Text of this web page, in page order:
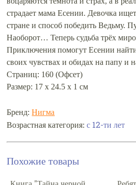
страдает мама Есении. Девочка
стране и способ победить Ведьму.
Наоборот… Теперь судьба трёх
Приключения помогут Есении найти
своих чувствах и обидах на папу и
Страниц: 160 (Офсет)
Размер: 17 х 24.5 х 1 см
Бренд:Нигма
Возрастная категория:с 12-ти лет
Похожие товары